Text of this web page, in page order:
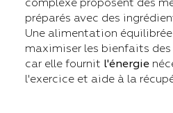
complexe proposent des
préparés avec des
Une alimentation
maximiser les bienfaits
car elle fournit l'énergie
l'exercice et aide à la